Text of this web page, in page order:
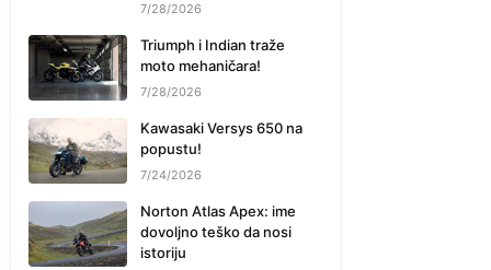
7/28/2026
Triumph i Indian traže
moto mehaničara!
7/28/2026
Kawasaki Versys 650 na
popustu!
7/24/2026
Norton Atlas Apex: ime
dovoljno teško da nosi
istoriju